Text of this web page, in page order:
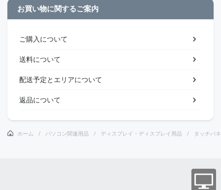
お買い物に関するご案内
ご購入について
送料について
配送予定とエリアについて
返品について
ホーム パソコン関連用品 ディスプレイ・ディスプレイ用品 タッチパ